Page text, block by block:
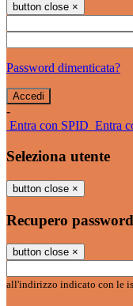
button close ×
Password dimenticata?
-
Entra con SPID Entra
Seleziona utente
button close ×
Recupero password
button close ×
all'indirizzo indicato con le